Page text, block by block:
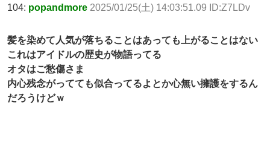
104: popandmore 2025/01/25(土) 14:03:51.09 ID:Z7LDv
髪を染めて人気が落ちることはあっても上がることはない
これはアイドルの歴史が物語ってる
オタはご愁傷さま
内心残念がってても似合ってるよとか心無い擁護をするん
だろうけどｗ